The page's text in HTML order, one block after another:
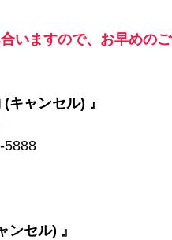
いますので、お早めの
キャンセル) 』
5888
ンセル) 』